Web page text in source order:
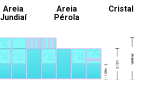
Areia
Jundiaí
Areia
Pérola
Cristal